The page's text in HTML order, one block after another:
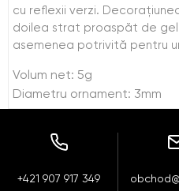
cu reflexii verzi.
doilea strat proaspăt de gel
asemenea potrivită pentru
Volum net: 5g
Diametru ornament: 3mm
+421 907 917 349